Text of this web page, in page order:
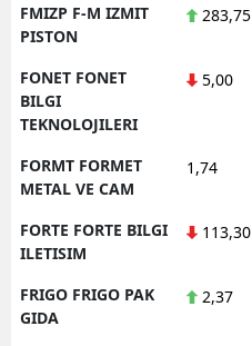
FMIZP F-M IZMIT
PISTON
283,75
FONET FONET
BILGI
TEKNOLOJILERI
5,00
FORMT FORMET
METAL VE CAM
1,74
FORTE FORTE BILGI
ILETISIM
113,30
FRIGO FRIGO PAK
GIDA
2,37